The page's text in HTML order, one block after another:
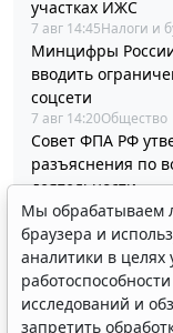
участках ИЖС
7 авг 14:45Налоги и
Минцифры
вводить
соцсети
7 авг 14:20Общество
Совет ФПА РФ
разъяснения по
деятельности
7 авг 13:56Профессия
Каким
подотчетного
7 авг 13:37
Определены
Мы обрабатываем
браузера и
аналитики в
исследований и
запретить